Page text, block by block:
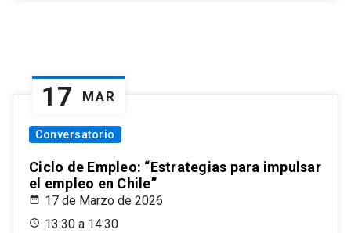
17 MAR
Conversatorio
Ciclo de Empleo: “Estrategias para impulsar
el empleo en Chile”
17 de Marzo de 2026
13:30 a 14:30